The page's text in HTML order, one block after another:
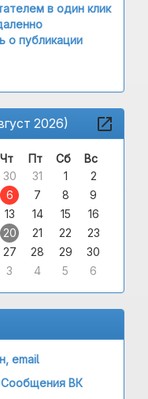
в один клик
о публикации
2026)
Чт Пт Сб
Вс
30 31 1
2
6 7 8
9
13 14 15
16
20 21 22
23
27 28 29
30
3 4 5 6
email
Сообщения ВК